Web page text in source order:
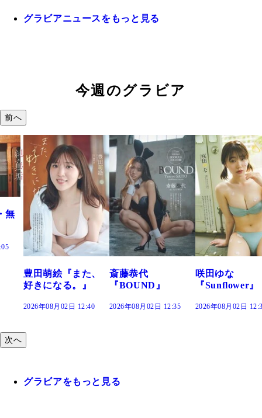
グラビアニュースをもっと見る
今週のグラビア
前へ
斎藤恭代
『BOUND』
2026年08月02日 12:35
咲田ゆな
『Sunflower』
2026年08月02日 12:30
藤水咲桜『花
だまり』
2026年08月02日
次へ
グラビアをもっと見る